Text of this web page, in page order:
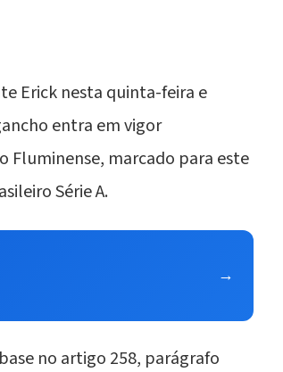
Erick nesta quinta-feira e
entra em vigor
marcado para este
Série A.
→
no artigo 258, parágrafo